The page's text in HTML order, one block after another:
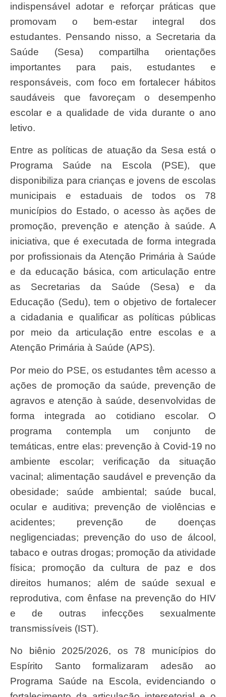
indispensável adotar e reforçar práticas que
promovam o bem-estar integral dos
estudantes. Pensando nisso, a Secretaria da
Saúde (Sesa) compartilha orientações
importantes para pais, estudantes e
responsáveis, com foco em fortalecer hábitos
saudáveis que favoreçam o desempenho
escolar e a qualidade de vida durante o ano
letivo.
Entre as políticas de atuação da Sesa está o
Programa Saúde na Escola (PSE), que
disponibiliza para crianças e jovens de escolas
municipais e estaduais de todos os 78
municípios do Estado, o acesso às ações de
promoção, prevenção e atenção à saúde. A
iniciativa, que é executada de forma integrada
por profissionais da Atenção Primária à Saúde
e da educação básica, com articulação entre
as Secretarias da Saúde (Sesa) e da
Educação (Sedu), tem o objetivo de fortalecer
a cidadania e qualificar as políticas públicas
por meio da articulação entre escolas e a
Atenção Primária à Saúde (APS).
Por meio do PSE, os estudantes têm acesso a
ações de promoção da saúde, prevenção de
agravos e atenção à saúde, desenvolvidas de
forma integrada ao cotidiano escolar. O
programa contempla um conjunto de
temáticas, entre elas: prevenção à Covid-19 no
ambiente escolar; verificação da situação
vacinal; alimentação saudável e prevenção da
obesidade; saúde ambiental; saúde bucal,
ocular e auditiva; prevenção de violências e
acidentes; prevenção de doenças
negligenciadas; prevenção do uso de álcool,
tabaco e outras drogas; promoção da atividade
física; promoção da cultura de paz e dos
direitos humanos; além de saúde sexual e
reprodutiva, com ênfase na prevenção do HIV
e de outras infecções sexualmente
transmissíveis (IST).
No biênio 2025/2026, os 78 municípios do
Espírito Santo formalizaram adesão ao
Programa Saúde na Escola, evidenciando o